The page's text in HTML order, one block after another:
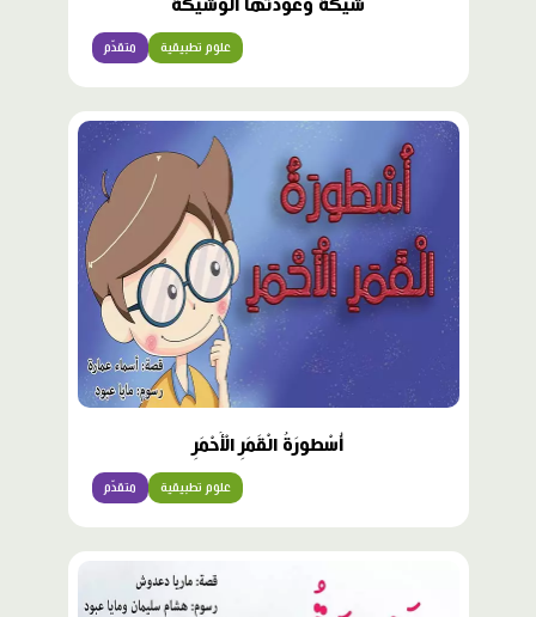
شيكَةُ وَعَوْدَتُها الْوَشيكَةُ
متقدّم علوم تطبيقية
أُسْطورَةُ الْقَمَرِ الْأَحْمَرِ
متقدّم علوم تطبيقية